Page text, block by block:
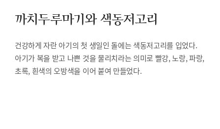
까치두루마기와 색동저고리
건강하게 자란 아기의 첫 생일인 돌에는 색동저고리를 입었다.
아기가 복을 받고 나쁜 것을 물리치라는 의미로 빨강, 노랑, 파랑,
초록, 흰색의 오방색을 이어 붙여 만들었다.